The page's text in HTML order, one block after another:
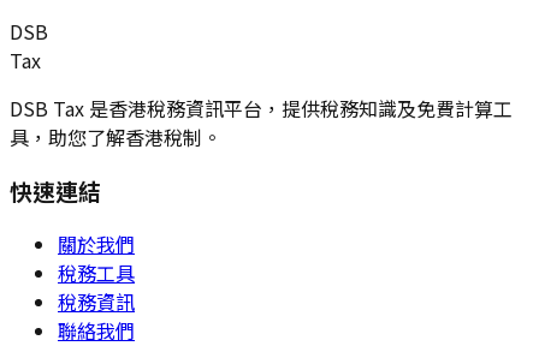
DSB
Tax
DSB Tax 是香港稅務資訊平台，提供稅務知識及免費計算工
具，助您了解香港稅制。
快速連結
關於我們
稅務工具
稅務資訊
聯絡我們